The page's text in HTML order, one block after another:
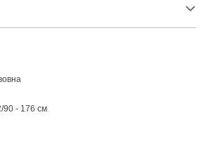
90 - 176 см